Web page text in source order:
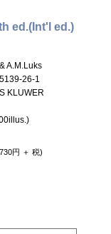
ed.(Int'l ed.)
A.M.Luks
26-1
KLUWER
円 ＋ 税)